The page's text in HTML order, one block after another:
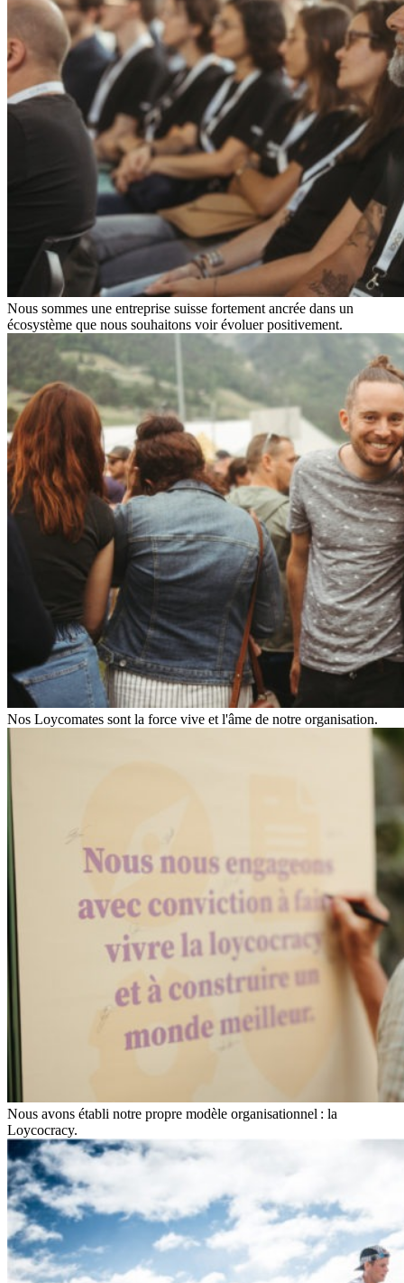
Nous sommes une entreprise suisse fortement ancrée dans un
écosystème que nous souhaitons voir évoluer positivement.
Nos Loycomates sont la force vive et l'âme de notre organisation.
Nous avons établi notre propre modèle organisationnel : la
Loycocracy.